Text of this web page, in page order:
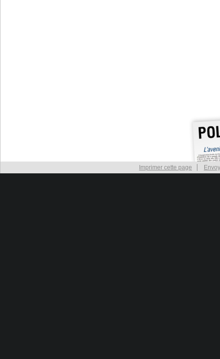
Imprimer cette page